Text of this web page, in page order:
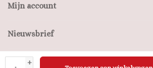
+
Mijn account
Nieuwsbrief